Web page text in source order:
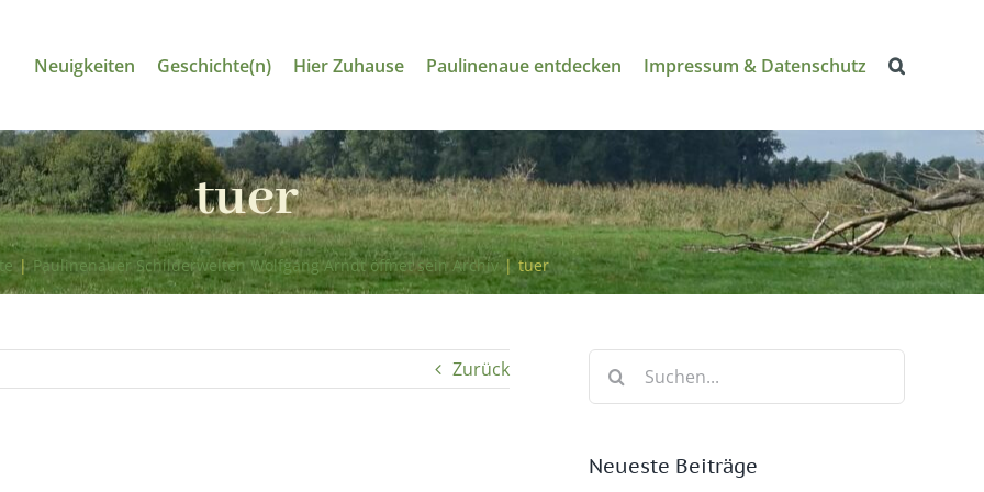
Neuigkeiten Geschichte(n) Hier Zuhause Paulinenaue entdecken Impressum & Datenschutz
tuer
| Paulinenauer Schilderwelten Wolfgang Arndt öffnet sein Archiv | tuer
Zurück
Suche
Neueste Beiträge